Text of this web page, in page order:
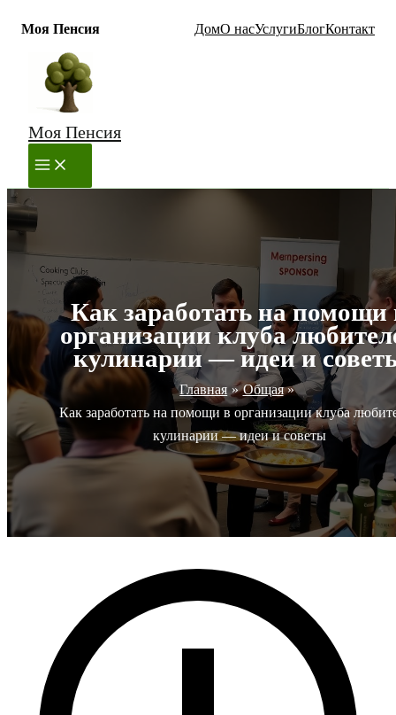
Моя Пенсия ДомО насУслугиБлогКонтакт
Перейти
содержимому
Моя Пенсия
MAIN
MENU
Как заработать на помощи
организации клуба
кулинарии — идеи и
Главная
Общая
Как заработать на помощи в организации клуба
кулинарии — идеи и советы